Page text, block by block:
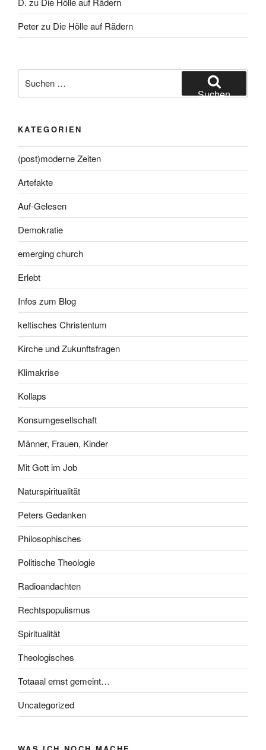
Peterzu Die Hölle auf Rädern
nach:
Suchen
KATEGORIEN
(post)moderne Zeiten
Artefakte
Auf-Gelesen
Demokratie
emerging church
Erlebt
Infos zum Blog
keltisches Christentum
Kirche und Zukunftsfragen
Klimakrise
Kollaps
Konsumgesellschaft
Männer, Frauen, Kinder
Mit Gott im Job
Naturspiritualität
Peters Gedanken
Philosophisches
Politische Theologie
Radioandachten
Rechtspopulismus
Spiritualität
Theologisches
Totaaal ernst gemeint…
Uncategorized